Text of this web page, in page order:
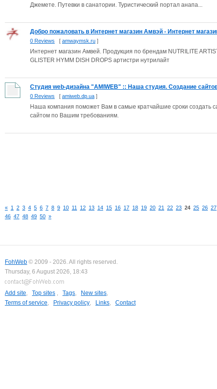
Джемете. Путевки в санатории. Туристический портал анапа...
Добро пожаловать в Интернет магазин Амвэй - Интернет
0 Reviews [ amwaymsk.ru ]
Интернет магазин Амвей. Продукция по брендам NUTRILITE
GLISTER HYMM DISH DROPS артистри нутрилайт
Студия web-дизайна "AMIWEB" :: Наша студия. Создание
0 Reviews [ amiweb.dp.ua ]
Наша компания поможет Вам в самые кратчайшие сроки создать
сайтом по Вашим требованиям.
« 1 2 3 4 5 6 7 8 9 10 11 12 13 14 15 16 17 18 19 20 21 22 23 24 25 26 27
46 47 48 49 50 »
FohWeb © 2009 - 2026. All rights reserved.
Thursday, 6 August 2026, 18:43
Add site, Top sites , Tags, New sites,
Terms of service, Privacy policy, Links, Contact